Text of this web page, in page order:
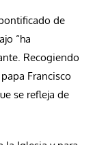
de
“ha
Recogiendo
Francisco
se refleja de